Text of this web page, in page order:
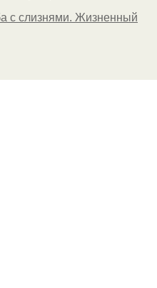
с слизнями. Жизненный